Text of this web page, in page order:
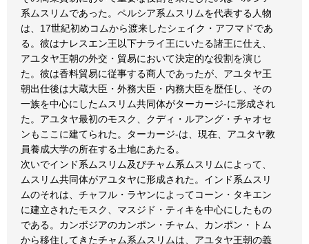
系ムスリムであった。ペルシア系ムスリムを代表する人物
は、17世紀初めコムから渡来したシェイク・アフマドであ
る。彼はナレスエン王以下ナライ王にいたる諸王に仕え、
アユタヤ王朝の外交・貿易において決定的な役割を演じ
た。彼は香料貿易に従事する商人であったが、アユタヤ王
朝出仕後は大蔵大臣・外務大臣・内務大臣を歴任し、その
一族を中心にしたムスリム共同体がターカージ-に形成され
た。アユタヤ最初のモスク、クディ・ルアング・チャオセ
ンもここに建てられた。ターカージ-は、現在、アユタヤ教
員養成大学の所在する土地にあたる。
次いでインド系ムスリム及びチャム系ムスリムによって、
ムスリム共同体がアユタヤに形成された。インド系ムスリ
ムのそれは、チャフル・ラヤンによってコーン・タキエン
に建立されたモスク、マスジド・ティキを中心にしたもの
である。カンボジアのカンポン・チャム、カンポン・トム
から移住してきたチャム系ムスリムは、アユタヤ王朝の義